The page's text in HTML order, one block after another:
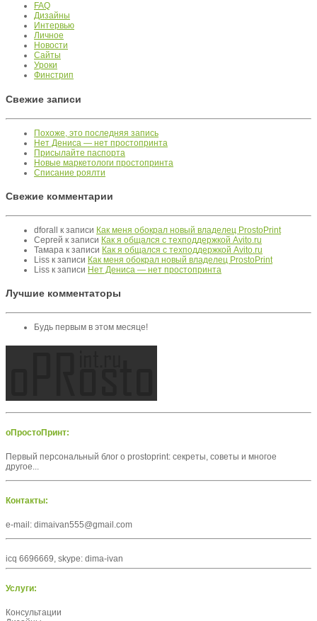
FAQ
Дизайны
Интервью
Личное
Новости
Сайты
Уроки
Финстрип
Свежие записи
Похоже, это последняя запись
Нет Дениса — нет простопринта
Присылайте паспорта
Новые маркетологи простопринта
Списание роялти
Свежие комментарии
dforall к записи Как меня обокрал новый владелец ProstoPrint
Сергей к записи Как я общался с техподдержкой Avito.ru
Тамара к записи Как я общался с техподдержкой Avito.ru
Liss к записи Как меня обокрал новый владелец ProstoPrint
Liss к записи Нет Дениса — нет простопринта
Лучшие комментаторы
Будь первым в этом месяце!
оПростоПринт:
Первый персональный блог о prostoprint: секреты, советы и многое
другое...
Контакты:
e-mail: dimaivan555@gmail.com
icq 6696669, skype: dima-ivan
Услуги:
Консультации